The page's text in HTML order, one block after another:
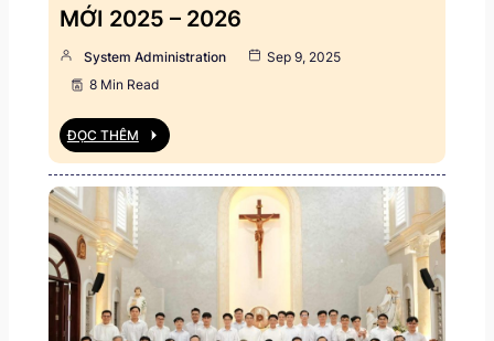
MỚI 2025 – 2026
System Administration
Sep 9, 2025
8 Min Read
ĐỌC THÊM